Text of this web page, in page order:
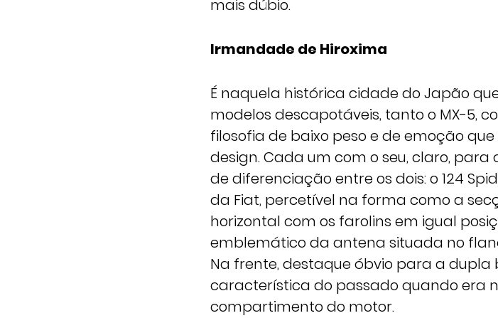
mais dúbio.
Irmandade de Hiroxima
É naquela histórica cidade do Japão
modelos descapotáveis, tanto o MX-5,
filosofia de baixo peso e de emoção
design. Cada um com o seu, claro, para
de diferenciação entre os dois: o 124
da Fiat, percetível na forma como a
horizontal com os farolins em igual
emblemático da antena situada no
Na frente, destaque óbvio para a
característica do passado quando era
compartimento do motor.